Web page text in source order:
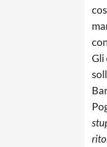
Gli